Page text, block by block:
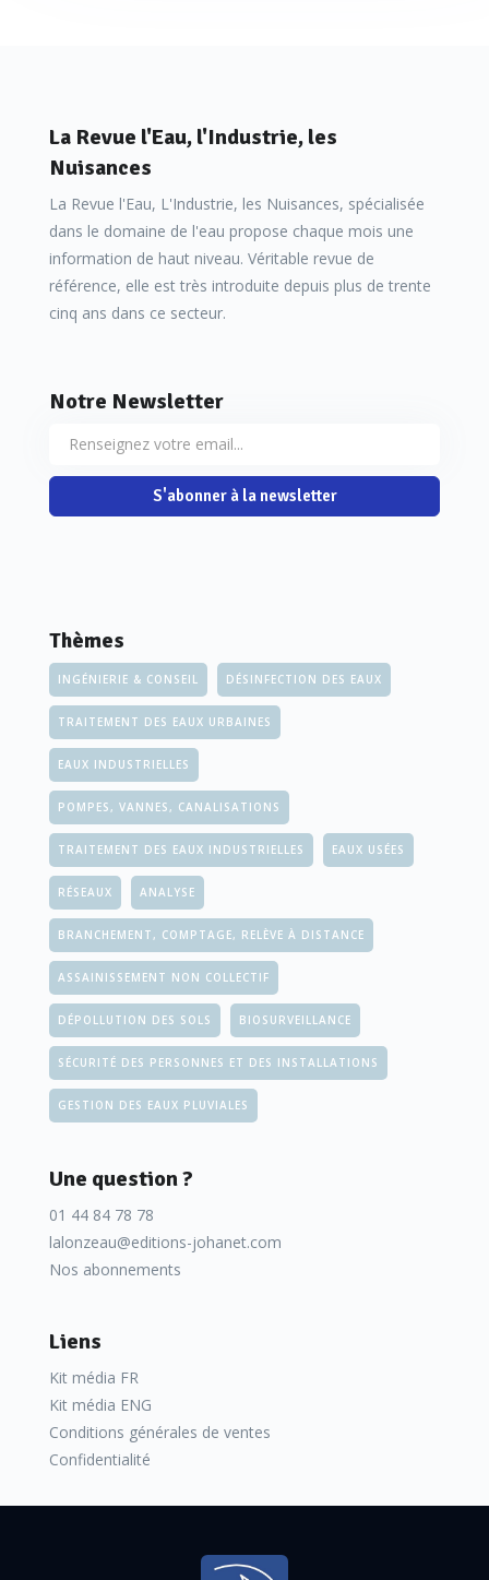
La Revue l'Eau, l'Industrie, les
Nuisances
La Revue l'Eau, L'Industrie, les Nuisances, spécialisée
dans le domaine de l'eau propose chaque mois une
information de haut niveau. Véritable revue de
référence, elle est très introduite depuis plus de trente
cinq ans dans ce secteur.
Notre Newsletter
S'abonner à la newsletter
Thèmes
INGÉNIERIE & CONSEIL DÉSINFECTION DES EAUX
TRAITEMENT DES EAUX URBAINES
EAUX INDUSTRIELLES
POMPES, VANNES, CANALISATIONS
TRAITEMENT DES EAUX INDUSTRIELLES EAUX USÉES
RÉSEAUX ANALYSE
BRANCHEMENT, COMPTAGE, RELÈVE À DISTANCE
ASSAINISSEMENT NON COLLECTIF
DÉPOLLUTION DES SOLS BIOSURVEILLANCE
SÉCURITÉ DES PERSONNES ET DES INSTALLATIONS
GESTION DES EAUX PLUVIALES
Une question ?
01 44 84 78 78
lalonzeau@editions-johanet.com
Nos abonnements
Liens
Kit média FR
Kit média ENG
Conditions générales de ventes
Confidentialité